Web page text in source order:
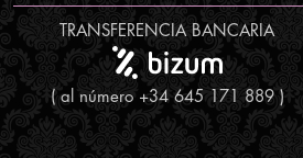
TRANSFERENCIA BANCARIA
( al número +34 645 171 889 )